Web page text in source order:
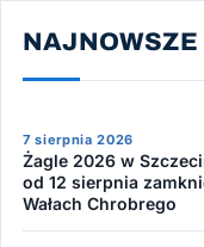
NAJNOWSZE
7 sierpnia 2026
Żagle 2026 w
od 12 sierpnia
Wałach Chrobrego